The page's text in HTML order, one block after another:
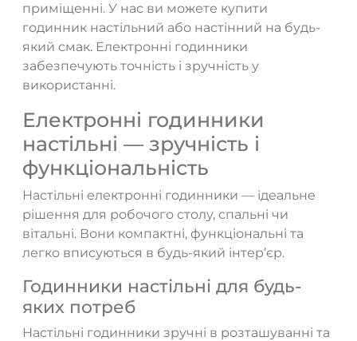
приміщенні. У нас ви можете купити
годинник настільний або настінний на будь-
який смак. Електронні годинники
забезпечують точність і зручність у
використанні.
Електронні годинники
настільні — зручність і
функціональність
Настільні електронні годинники — ідеальне
рішення для робочого столу, спальні чи
вітальні. Вони компактні, функціональні та
легко вписуються в будь-який інтер’єр.
Годинники настільні для будь-
яких потреб
Настільні годинники зручні в розташуванні та